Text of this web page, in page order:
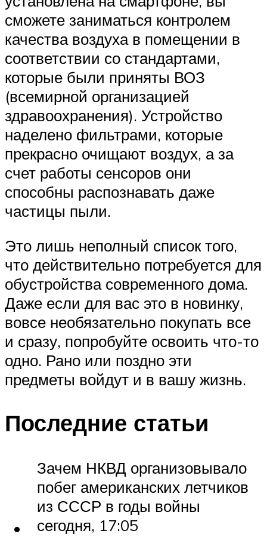
сможете заниматься контролем
качества воздуха в помещении в
соответствии со стандартами,
которые были приняты ВОЗ
(всемирной организацией
здравоохранения). Устройство
наделено фильтрами, которые
прекрасно очищают воздух, а за
счет работы сенсоров они
способны распознавать даже
частицы пыли.
Это лишь неполный список того,
что действительно потребуется для
обустройства современного дома.
Даже если для вас это в новинку,
вовсе необязательно покупать все
и сразу, попробуйте освоить что-то
одно. Рано или поздно эти
предметы войдут и в вашу жизнь.
Последние статьи
Зачем НКВД организовывало
побег американских летчиков
из СССР в годы войны
сегодня, 17:05